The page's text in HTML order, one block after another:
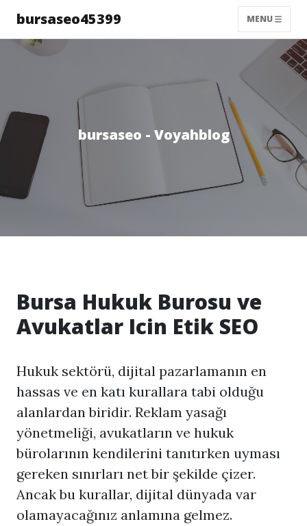
bursaseo45399 MENU
bursaseo - Voyahblog
Bursa Hukuk Burosu ve
Avukatlar Icin Etik SEO
Hukuk sektörü, dijital pazarlamanın en
hassas ve en katı kurallara tabi olduğu
alanlardan biridir. Reklam yasağı
yönetmeliği, avukatların ve hukuk
bürolarının kendilerini tanıtırken uyması
gereken sınırları net bir şekilde çizer.
Ancak bu kurallar, dijital dünyada var
olamayacağınız anlamına gelmez.